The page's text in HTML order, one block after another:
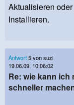
Aktualisieren
Installieren.
Antwort5 von suzi
19.06.09, 10:06:02
Re: wie kann ich
schneller